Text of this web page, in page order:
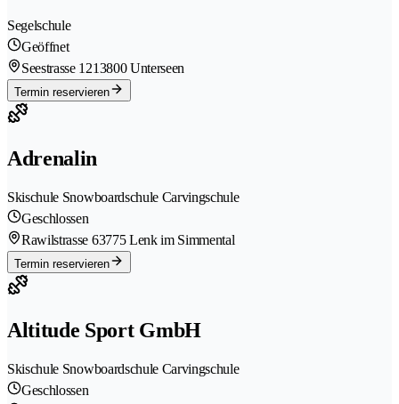
Segelschule
Geöffnet
Seestrasse 1213800 Unterseen
Termin reservieren
Adrenalin
Skischule Snowboardschule Carvingschule
Geschlossen
Rawilstrasse 63775 Lenk im Simmental
Termin reservieren
Altitude Sport GmbH
Skischule Snowboardschule Carvingschule
Geschlossen